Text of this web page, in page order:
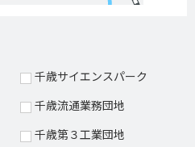
千歳サイエンスパーク
千歳流通業務団地
千歳第３工業団地